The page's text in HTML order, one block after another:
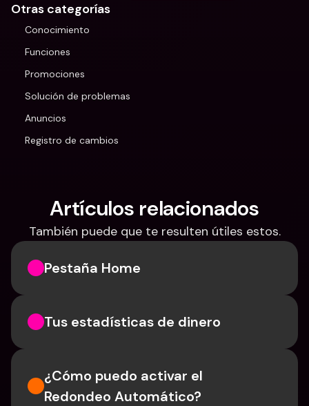
Otras categorías
Conocimiento
Funciones
Promociones
Solución de problemas
Anuncios
Registro de cambios
Artículos relacionados
También puede que te resulten útiles estos.
Pestaña Home
Tus estadísticas de dinero
¿Cómo puedo activar el
Redondeo Automático?